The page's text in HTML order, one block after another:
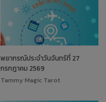
พยากรณ์ประจำวันจันทร์ที่ 27
กรกฎาคม 2569
Tammy Magic Tarot